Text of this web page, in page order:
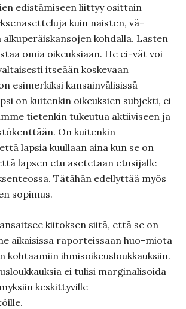
edistämiseen liittyy osittain
kuin naisten, vä-
kohdalla. Lasten
omia oikeuksiaan. He ei-vät voi
itseään koskevaan
esimerkiksi kansainvälisissä
on kuitenkin oikeuksien subjekti, ei
tietenkin tukeutua aktiiviseen ja
On kuitenkin
lapsia kuullaan aina kun se on
lapsen etu asetetaan etusijalle
Tätähän edellyttää myös
sopimus.
kiitoksen siitä, että se on
aikaisissa raporteissaan huo-miota
kohtaamiin ihmisoikeusloukkauksiin.
ei tulisi marginalisoida
keskittyville